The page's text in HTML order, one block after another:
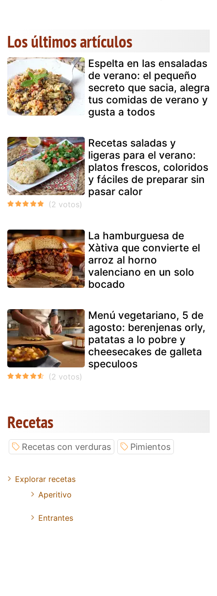
Los últimos artículos
Espelta en las ensaladas
de verano: el pequeño
secreto que sacia, alegra
tus comidas de verano y
gusta a todos
Recetas saladas y
ligeras para el verano:
platos frescos, coloridos
y fáciles de preparar sin
pasar calor
La hamburguesa de
Xàtiva que convierte el
arroz al horno
valenciano en un solo
bocado
Menú vegetariano, 5 de
agosto: berenjenas orly,
patatas a lo pobre y
cheesecakes de galleta
speculoos
Recetas
Recetas con verduras Pimientos
Explorar recetas
Aperitivo
Entrantes